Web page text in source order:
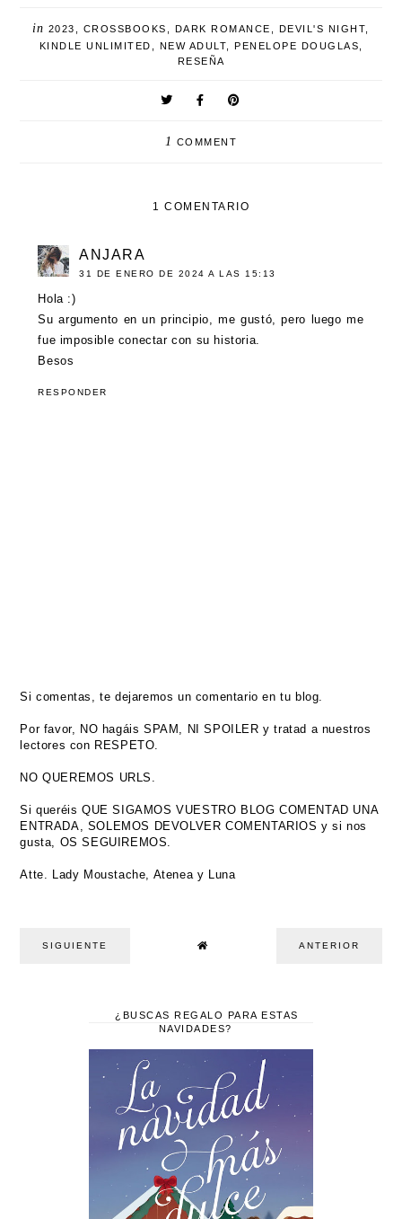
in 2023 CROSSBOOKS DARK ROMANCE DEVIL'S NIGHT
KINDLE UNLIMITED
NEW ADULT PENELOPE DOUGLAS
RESEÑA
1 COMMENT
1 COMENTARIO
ANJARA
31 DE ENERO DE 2024 A LAS 15:13
Hola :)
Su argumento en un principio, me gustó, pero luego me
fue imposible conectar con su historia.
Besos
RESPONDER
Si comentas, te dejaremos un comentario en tu blog.
Por favor, NO hagáis SPAM, NI SPOILER y tratad a nuestros
lectores con RESPETO.
NO QUEREMOS URLS.
Si queréis QUE SIGAMOS VUESTRO BLOG COMENTAD UNA
ENTRADA, SOLEMOS DEVOLVER COMENTARIOS y si nos
gusta, OS SEGUIREMOS.
Atte. Lady Moustache, Atenea y Luna
SIGUIENTE ANTERIOR
¿BUSCAS REGALO PARA ESTAS
NAVIDADES?